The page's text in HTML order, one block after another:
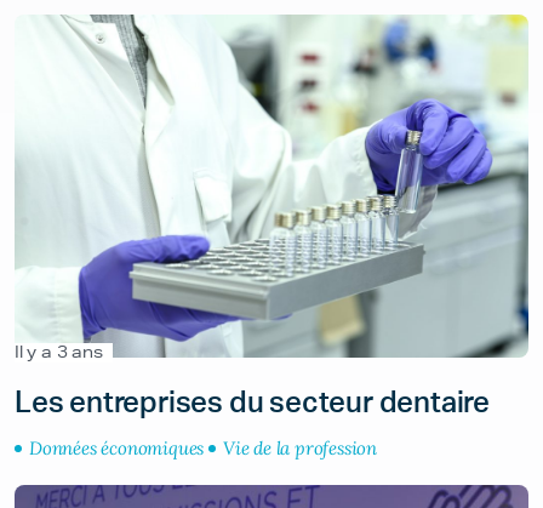
Il y a 3 ans
Les entreprises du secteur dentaire
Données économiques Vie de la profession